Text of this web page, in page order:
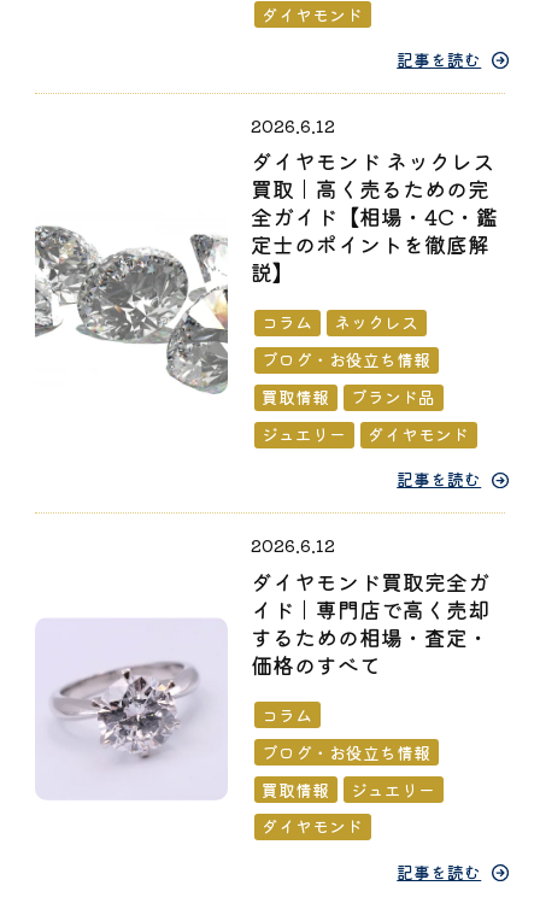
ダイヤモンド
記事を読む
2026.6.12
ダイヤモンド ネックレス
買取｜高く売るための完
全ガイド【相場・4C・鑑
定士のポイントを徹底解
説】
コラム
ネックレス
ブログ・お役立ち情報
買取情報
ブランド品
ジュエリー
ダイヤモンド
記事を読む
2026.6.12
ダイヤモンド買取完全ガ
イド｜専門店で高く売却
するための相場・査定・
価格のすべて
コラム
ブログ・お役立ち情報
買取情報
ジュエリー
ダイヤモンド
記事を読む